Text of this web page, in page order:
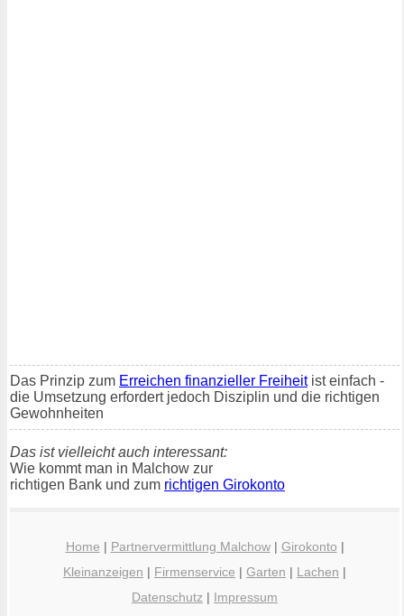
Das Prinzip zum Erreichen finanzieller Freiheitist einfach -
die Umsetzung erfordert jedoch Disziplin und die richtigen
Gewohnheiten
Das ist vielleicht auch interessant:
Wie kommt man in Malchow zur
richtigen Bank und zum richtigen Girokonto
Home | Partnervermittlung Malchow| Girokonto |
Kleinanzeigen | Firmenservice | Garten | Lachen |
Datenschutz | Impressum